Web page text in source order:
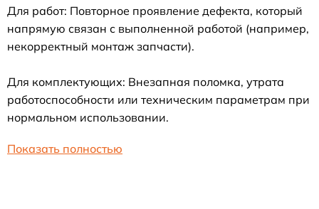
Для работ: Повторное проявление дефекта, который
напрямую связан с выполненной работой (например,
некорректный монтаж запчасти).
Для комплектующих: Внезапная поломка, утрата
работоспособности или техническим параметрам при
нормальном использовании.
Показать полностью